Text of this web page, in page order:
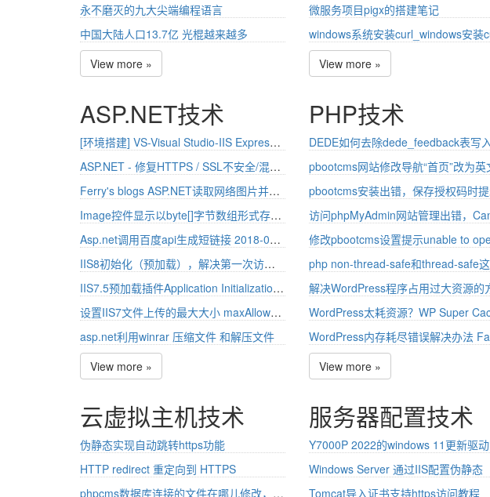
永不磨灭的九大尖端编程语言
中国大陆人口13.7亿 光棍越来越多
View more »
微服务项目pigx的搭建笔记
windows系统安装curl_windows安装
View more »
ASP.NET技术
[环境搭建] VS-Visual Studio-IIS Express 支持局域网访问 远程调试
ASP.NET - 修复HTTPS / SSL不安全/混合内容警告
Ferry's blogs ASP.NET读取网络图片并在页面上显示
Image控件显示以byte[]字节数组形式存在的图片
Asp.net调用百度api生成短链接 2018-01-12更新
IIS8初始化（预加载），解决第一次访问慢，程序池被回收问题
IIS7.5预加载插件Application Initialization及UI管理工具 IIS7.5预加载插件Application Initialization及UI管理工具
设置IIS7文件上传的最大大小 maxAllowedContentLength，maxRequestLength
asp.net利用winrar 压缩文件 和解压文件
View more »
PHP技术
解决WordPress程序占用过大资源的
View more »
云虚拟主机技术
伪静态实现自动跳转https功能
HTTP redirect 重定向到 HTTPS
phpcms数据库连接的文件在哪儿修改，一共要修改2处
服务器配置技术
Windows Server 通过IIS配置伪静态
Tomcat导入证书支持https访问教程